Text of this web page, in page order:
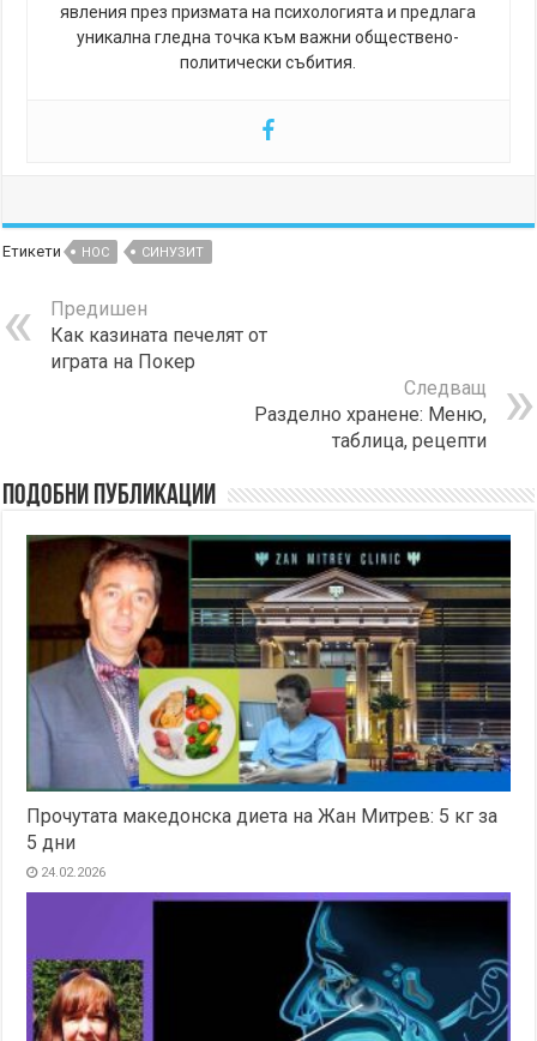
явления през призмата на психологията и предлага
уникална гледна точка към важни обществено-
политически събития.
Етикети НОС СИНУЗИТ
Предишен
Как казината печелят от
играта на Покер
Следващ
Разделно хранене: Меню,
таблица, рецепти
Подобни публикации
Прочутата македонска диета на Жан Митрев: 5 кг за
5 дни
24.02.2026